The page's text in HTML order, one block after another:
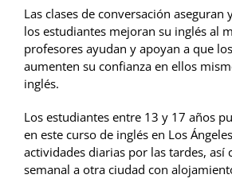
Las clases de conversación aseguran
los estudiantes mejoran su inglés al
profesores ayudan y apoyan a que
aumenten su confianza en ellos
inglés.
Los estudiantes entre 13 y 17 años
en este curso de inglés en Los
actividades diarias por las tardes, así
semanal a otra ciudad con